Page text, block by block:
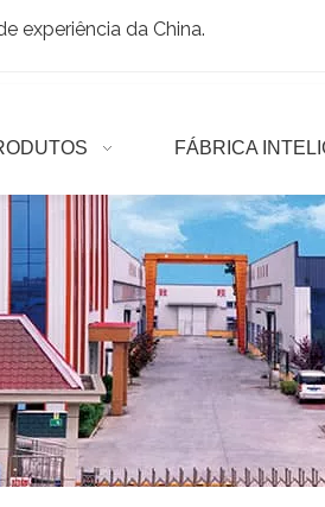
experiência da China.
FÁBRICA